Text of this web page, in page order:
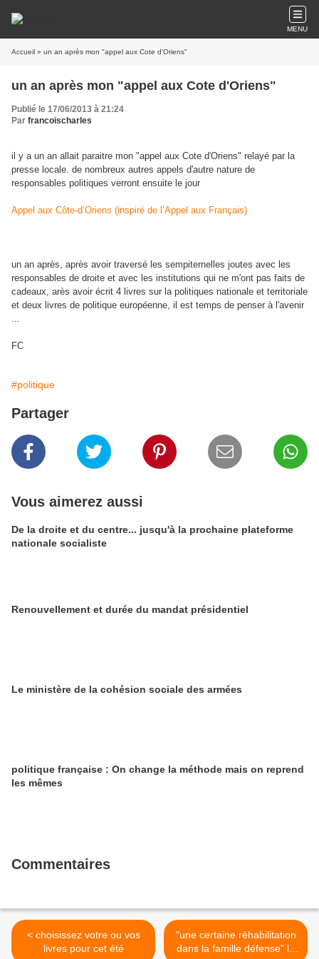
MENU
Accueil » un an après mon "appel aux Cote d'Oriens"
un an après mon "appel aux Cote d'Oriens"
Publié le 17/06/2013 à 21:24
Par francoischarles
il y a un an allait paraitre mon "appel aux Cote d'Oriens" relayé par la
presse locale. de nombreux autres appels d'autre nature de
responsables politiques verront ensuite le jour
Appel aux Côte-d’Oriens (inspiré de l’Appel aux Français)
un an après, après avoir traversé les sempiternelles joutes avec les
responsables de droite et avec les institutions qui ne m'ont pas faits de
cadeaux, arès avoir écrit 4 livres sur la politiques nationale et territoriale
et deux livres de politique européenne, il est temps de penser à l'avenir
...
FC
#politique
Partager
Vous aimerez aussi
De la droite et du centre... jusqu'à la prochaine plateforme
nationale socialiste
Renouvellement et durée du mandat présidentiel
Le ministère de la cohésion sociale des armées
politique française : On change la méthode mais on reprend
les mêmes
Commentaires
< choisissez votre ou vos
livres pour cet été
"une certaine réhabilitation
dans la famille défense" le